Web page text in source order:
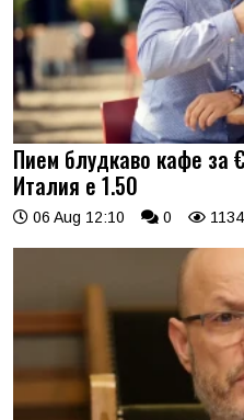
Пием блудкаво кафе за
Италия е 1.50
06 Aug 12:10 0 1134